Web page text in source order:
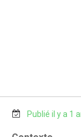
Publié il y a 1